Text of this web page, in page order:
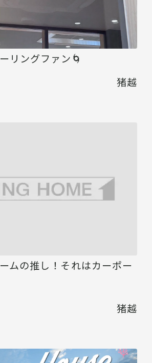
リングファン🌀
猪越
ムの推し！それはカーポー
猪越